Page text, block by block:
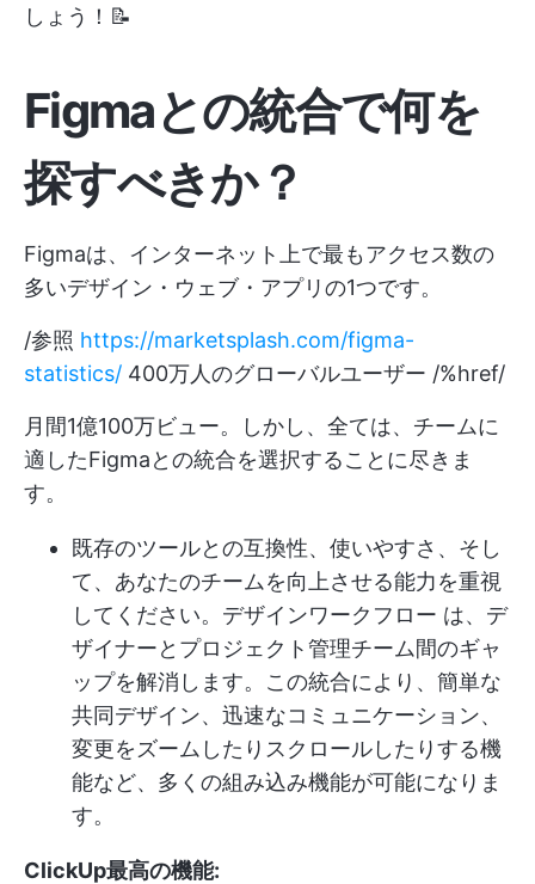
しょう！📝
Figmaとの統合で何を
探すべきか？
Figmaは、インターネット上で最もアクセス数の
多いデザイン・ウェブ・アプリの1つです。
/参照 https://marketsplash.com/figma-
statistics/ 400万人のグローバルユーザー /%href/
月間1億100万ビュー。しかし、全ては、チームに
適したFigmaとの統合を選択することに尽きま
す。
既存のツールとの互換性、使いやすさ、そし
て、あなたのチームを向上させる能力を重視
してください。 デザインワークフロー は、デ
ザイナーとプロジェクト管理チーム間のギャ
ップを解消します。この統合により、簡単な
共同デザイン、迅速なコミュニケーション、
変更をズームしたりスクロールしたりする機
能など、多くの組み込み機能が可能になりま
す。
ClickUp最高の機能: